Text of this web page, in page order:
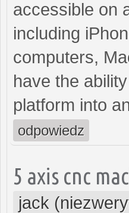
accessible on
including
computers,
have the
platform into
odpowiedz
5 axis cnc
jack